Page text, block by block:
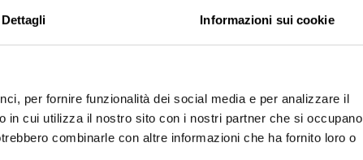
Dettagli Informazioni sui cookie
per fornire funzionalità dei social media e per analizzare il
in cui utilizza il nostro sito con i nostri partner che si occupano
combinarle con altre informazioni che ha fornito loro o